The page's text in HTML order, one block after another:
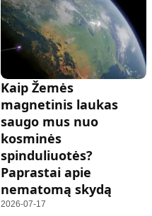
Kaip Žemės
magnetinis laukas
saugo mus nuo
kosminės
spinduliuotės?
Paprastai apie
nematomą skydą
2026-07-17